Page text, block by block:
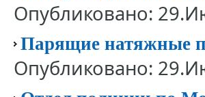
Опубликовано:
Парящие натяжные
Опубликовано: